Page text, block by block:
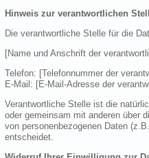
Hinweis zur verantwortlichen
Die verantwortliche Stelle für die
[Name und Anschrift der
Telefon: [Telefonnummer der
E-Mail: [E-Mail-Adresse der
Verantwortliche Stelle ist die
oder gemeinsam mit anderen über
von personenbezogenen Daten
entscheidet.